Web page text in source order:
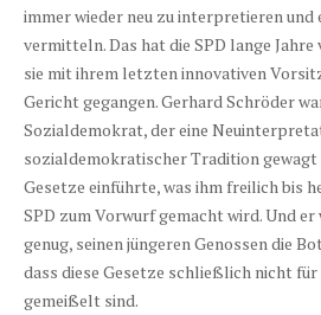
immer wieder neu zu interpretieren und
vermitteln. Das hat die SPD lange
sie mit ihrem letzten innovativen
Gericht gegangen. Gerhard Schröder
Sozialdemokrat, der eine
sozialdemokratischer Tradition
Gesetze einführte, was ihm freilich bis
SPD zum Vorwurf gemacht wird. Und er
genug, seinen jüngeren Genossen die
dass diese Gesetze schließlich nicht
gemeißelt sind.